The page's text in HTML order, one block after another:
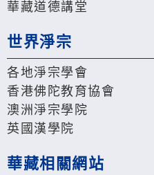
華藏道德講堂
世界淨宗
各地淨宗學會
香港佛陀教育協會
澳洲淨宗學院
英國漢學院
華藏相關網站